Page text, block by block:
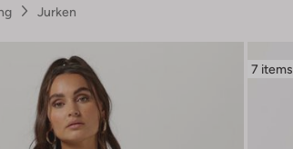
Jurken
7 items